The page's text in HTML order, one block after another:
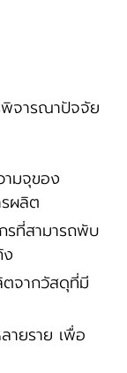
จารณาปัจจัย
ามจุของ
ผลิต
รที่สามารถพับ
ตจากวัสดุที่มี
ายราย เพื่อ